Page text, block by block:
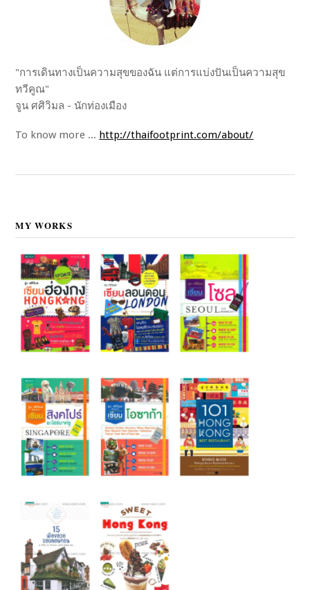
"การเดินทางเป็นความสุขของฉัน แต่การแบ่งปันเป็นความสุข
ทวีคูณ"
จูน ศศิวิมล - นักท่องเมือง
To know more ... http://thaifootprint.com/about/
MY WORKS